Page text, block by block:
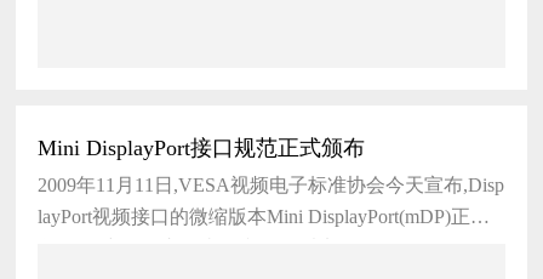
Mini DisplayPort接口规范正式颁布
2009年11月11日,VESA视频电子标准协会今天宣布,Disp
layPort视频接口的微缩版本Mini DisplayPort(mDP)正式